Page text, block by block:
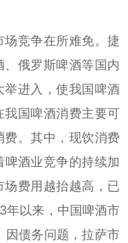
竞争在所难免。捷
俄罗斯啤酒等国内
进入，使我国啤酒
国啤酒消费主要可
。其中，现饮消费
酒业竞争的持续加
费用越抬越高，已
年以来，中国啤酒市
债务问题，拉萨市